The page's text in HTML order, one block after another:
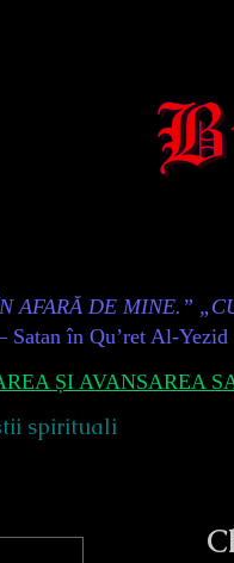
AFARĂ DE MINE.”
în Qu’ret Al-Yezid
ȘI AVANSAREA
spirituali